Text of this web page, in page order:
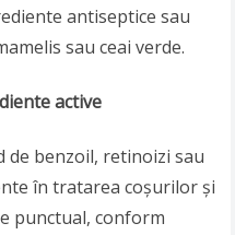
antiseptice sau
sau ceai verde.
active
de benzoil, retinoizi sau
în tratarea coșurilor și
punctual, conform